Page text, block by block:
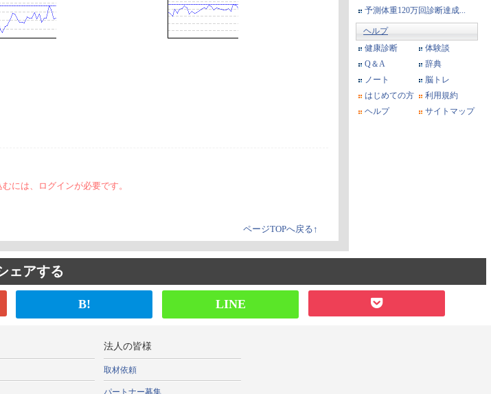
には、ログインが必要です。
ページTOPへ戻る↑
予測体重120万回診断達成...
ヘルプ
健康診断
体験談
Q＆A
辞典
ノート
脳トレ
はじめての方
利用規約
ヘルプ
サイトマップ
ェアする
B! LINE
法人の皆様
取材依頼
パートナー募集